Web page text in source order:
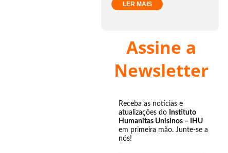
LER MAIS
Assine a
Newsletter
Receba as notícias e
atualizações do Instituto
Humanitas Unisinos – IHU
em primeira mão. Junte-se a
nós!